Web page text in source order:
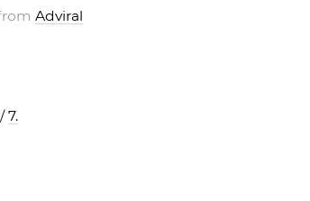
Adviral
/7.